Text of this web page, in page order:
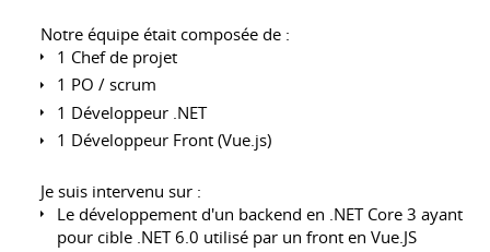
Notre équipe était composée de :
1 Chef de projet
1 PO / scrum
1 Développeur .NET
1 Développeur Front (Vue.js)
Je suis intervenu sur :
Le développement d'un backend en .NET Core 3 ayant
pour cible .NET 6.0 utilisé par un front en Vue.JS